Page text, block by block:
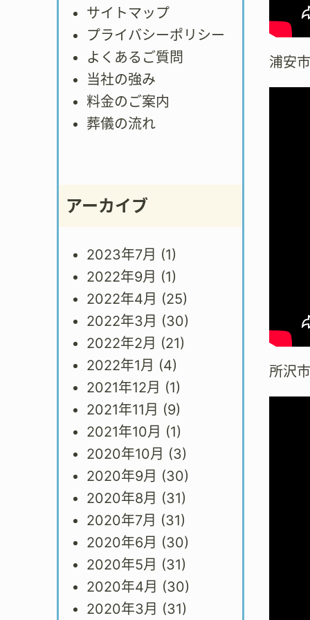
サイトマップ
プライバシーポリシー
よくあるご質問
当社の強み
料金のご案内
葬儀の流れ
アーカイブ
2023年7月 (1)
2022年9月 (1)
2022年4月 (25)
2022年3月 (30)
2022年2月 (21)
2022年1月 (4)
2021年12月 (1)
2021年11月 (9)
2021年10月 (1)
2020年10月 (3)
2020年9月 (30)
2020年8月 (31)
2020年7月 (31)
2020年6月 (30)
2020年5月 (31)
2020年4月 (30)
2020年3月 (31)
浦安
所沢